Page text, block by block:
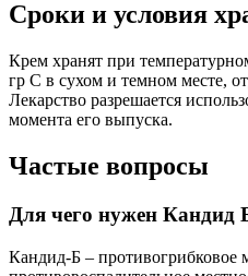
Сроки и условия
Крем хранят при
гр С в сухом и темном месте,
Лекарство разрешается
момента его выпуска.
Частые вопросы
Для чего нужен Кандид
Кандид-Б – противогрибковое